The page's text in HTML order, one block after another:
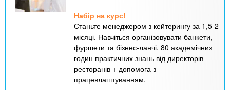
Набір на курс!
Станьте менеджером з кейтерингу за 1,5-2
місяці. Навчіться організовувати банкети,
фуршети та бізнес-ланчі. 80 академічних
годин практичних знань від директорів
ресторанів + допомога з
працевлаштуванням.